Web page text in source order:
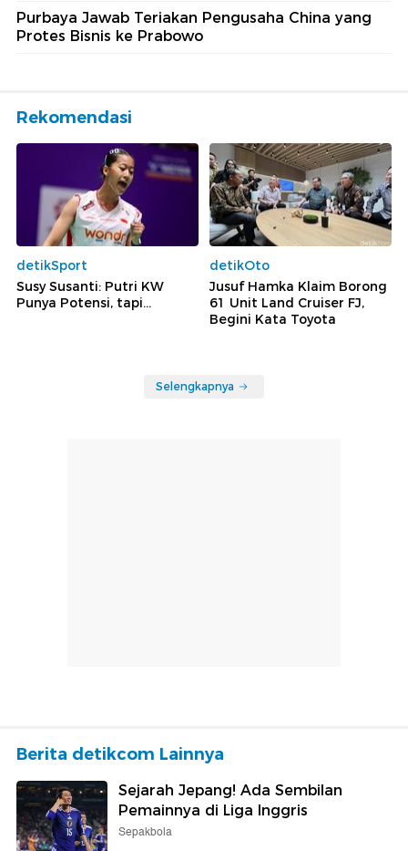
Purbaya Jawab Teriakan Pengusaha China yang
Protes Bisnis ke Prabowo
Rekomendasi
detikSport
Susy Susanti: Putri KW
Punya Potensi, tapi...
detikOto
Jusuf Hamka Klaim Borong
61 Unit Land Cruiser FJ,
Begini Kata Toyota
Selengkapnya
Berita detikcom Lainnya
Sejarah Jepang! Ada Sembilan
Pemainnya di Liga Inggris
Sepakbola